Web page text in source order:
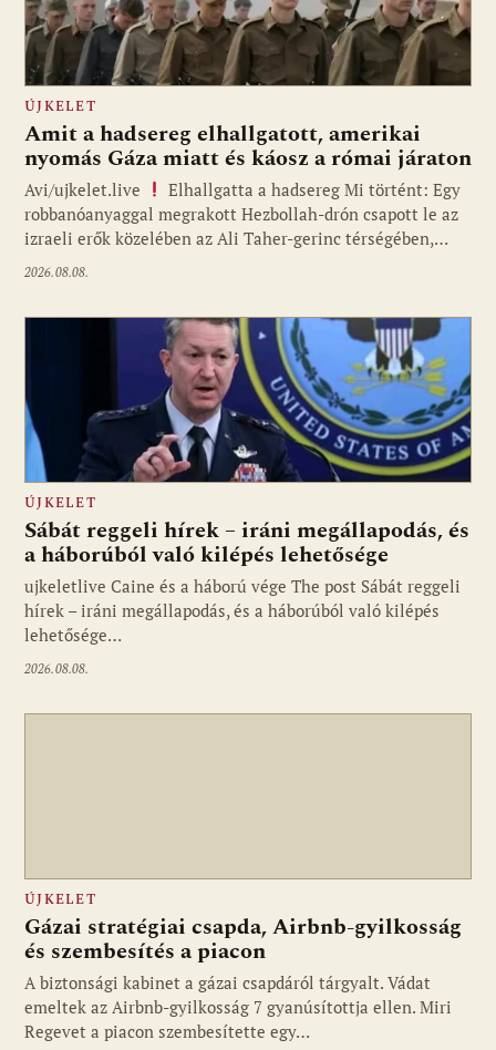
ÚJKELET
Amit a hadsereg elhallgatott, amerikai
nyomás Gáza miatt és káosz a római járaton
Avi/ujkelet.live
Elhallgatta a hadsereg Mi történt: Egy
robbanóanyaggal megrakott Hezbollah-drón csapott le az
izraeli erők közelében az Ali Taher-gerinc térségében,…
2026.08.08.
Fotó: ujkelet.live
ÚJKELET
Sábát reggeli hírek – iráni megállapodás, és
a háborúból való kilépés lehetősége
ujkeletlive Caine és a háború vége The post Sábát reggeli
hírek – iráni megállapodás, és a háborúból való kilépés
lehetősége…
2026.08.08.
ÚJKELET
Gázai stratégiai csapda, Airbnb-gyilkosság
és szembesítés a piacon
A biztonsági kabinet a gázai csapdáról tárgyalt. Vádat
emeltek az Airbnb-gyilkosság 7 gyanúsítottja ellen. Miri
Regevet a piacon szembesítette egy…